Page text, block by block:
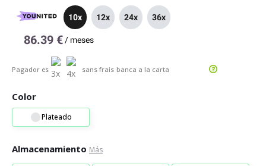
10x 12x 24x 36x
86.39 € / meses
Pagador es sans frais banca a la carta
Color
Plateado
Almacenamiento Más